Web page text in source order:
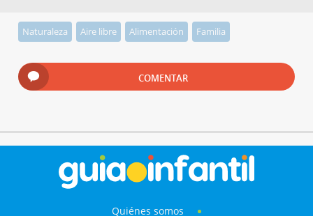
Naturaleza Aire libre Alimentación Familia
COMENTAR
Quiénes somos